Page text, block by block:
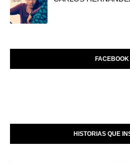
FACEBOOK
HISTORIAS QUE